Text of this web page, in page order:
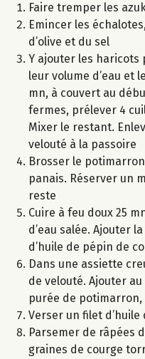
Faire tremper les
Emincer les
d’olive et du sel
Y ajouter les
leur volume d’eau et
mn, à couvert au
fermes, prélever 4
Mixer le restant.
velouté à la passoire
Brosser le
panais. Réserver un
reste
Cuire à feu doux 25
d’eau salée. Ajouter
d’huile de pépin de
Dans une assiette
de velouté. Ajouter
purée de
Verser un filet
Parsemer de râpées
graines de courge